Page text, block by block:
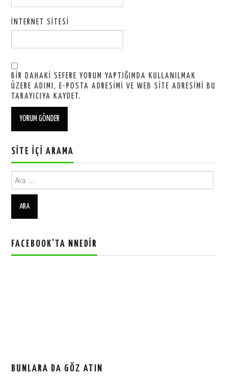
İNTERNET SITESI
BIR DAHAKI SEFERE YORUM YAPTIĞIMDA KULLANILMAK
ÜZERE ADIMI, E-POSTA ADRESIMI VE WEB SITE ADRESIMI BU
TARAYICIYA KAYDET.
SITE İÇI ARAMA
Ara:
FACEBOOK’TA NNEDIR
BUNLARA DA GÖZ ATIN